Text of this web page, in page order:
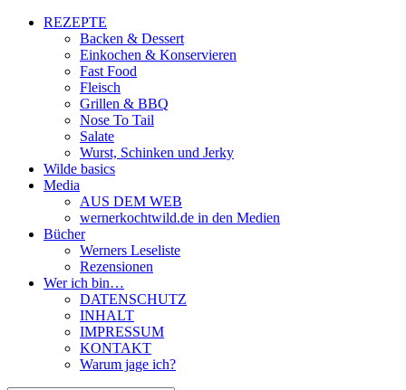
REZEPTE
Backen & Dessert
Einkochen & Konservieren
Fast Food
Fleisch
Grillen & BBQ
Nose To Tail
Salate
Wurst, Schinken und Jerky
Wilde basics
Media
AUS DEM WEB
wernerkochtwild.de in den Medien
Bücher
Werners Leseliste
Rezensionen
Wer ich bin…
DATENSCHUTZ
INHALT
IMPRESSUM
KONTAKT
Warum jage ich?